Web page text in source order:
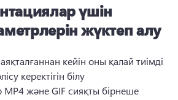
үшін
жүктеп алу
кейін оны қалай тиімді
керектігін білу
MP4 және GIF сияқты бірнеше